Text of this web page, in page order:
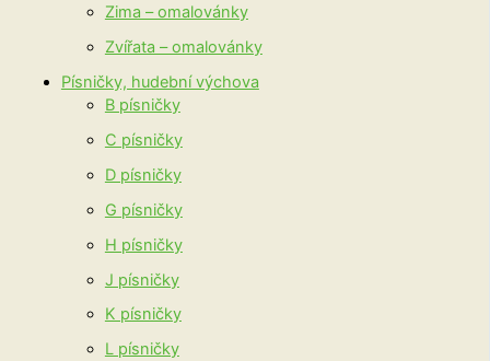
Zima – omalovánky
Zvířata – omalovánky
Písničky, hudební výchova
B písničky
C písničky
D písničky
G písničky
H písničky
J písničky
K písničky
L písničky